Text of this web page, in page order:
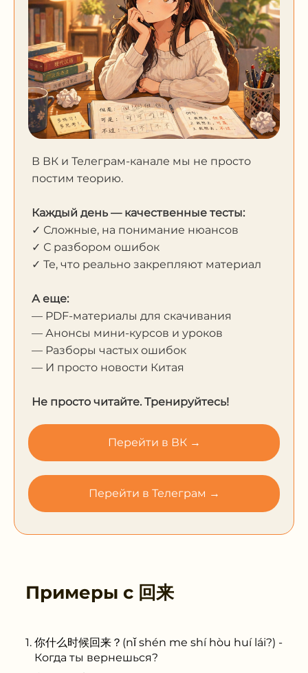
В ВК и Телеграм-канале мы не просто
постим теорию.
Каждый день — качественные тесты:
✓ Сложные, на понимание нюансов
✓ С разбором ошибок
✓ Те, что реально закрепляют материал
А еще:
— PDF-материалы для скачивания
— Анонсы мини-курсов и уроков
— Разборы частых ошибок
— И просто новости Китая
Не просто читайте. Тренируйтесь!
Перейти в ВК →
Перейти в Телеграм →
Примеры с 回来
你什么时候回来？(nǐ shén me shí hòu huí lái?) -
Когда ты вернешься?